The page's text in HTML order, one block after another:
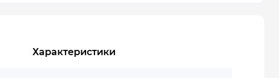
Характеристики